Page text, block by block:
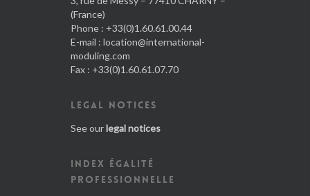
(France)
Phone : +33(0)1.60.61.00.44
E-mail : location@international-
moduling.com
Fax : +33(0)1.60.61.07.70
LEGAL NOTICES
See ourlegal notices
INDEX ÉGALITÉ
PROFESSIONNELLE